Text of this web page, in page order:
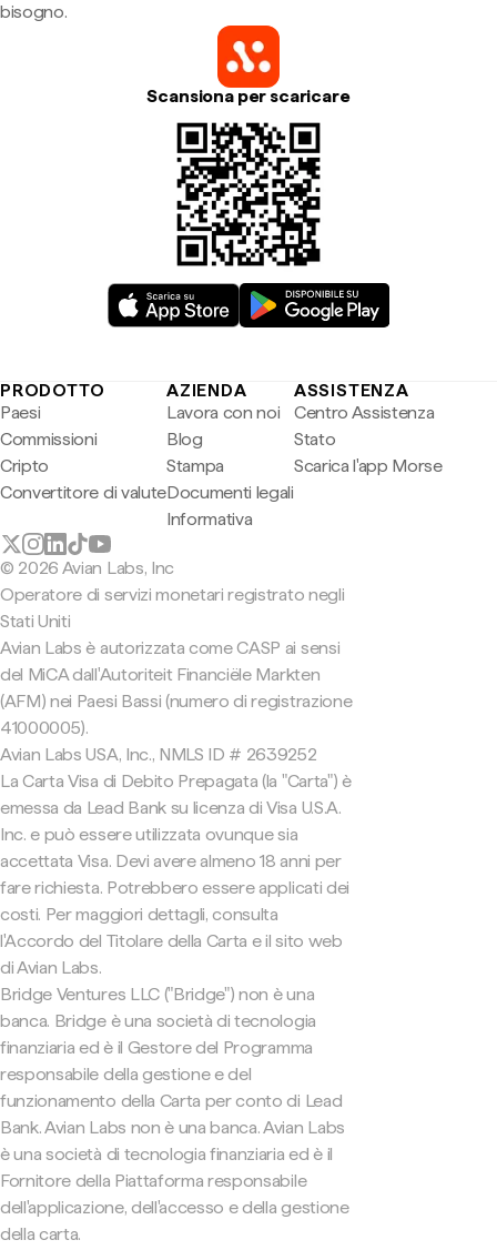
bisogno.
Scansiona per scaricare
PRODOTTO
Paesi
Commissioni
Cripto
Convertitore di valute
AZIENDA
Lavora con noi
Blog
Stampa
Documenti legali
Informativa
ASSISTENZA
Centro Assistenza
Stato
Scarica l'app Morse
© 2026 Avian Labs, Inc
Operatore di servizi monetari registrato negli
Stati Uniti
Avian Labs è autorizzata come CASP ai sensi
del MiCA dall'Autoriteit Financiële Markten
(AFM) nei Paesi Bassi (numero di registrazione
41000005).
Avian Labs USA, Inc., NMLS ID # 2639252
La Carta Visa di Debito Prepagata (la "Carta") è
emessa da Lead Bank su licenza di Visa U.S.A.
Inc. e può essere utilizzata ovunque sia
accettata Visa. Devi avere almeno 18 anni per
fare richiesta. Potrebbero essere applicati dei
costi. Per maggiori dettagli, consulta
l'Accordo del Titolare della Carta e il sito web
di Avian Labs.
Bridge Ventures LLC ("Bridge") non è una
banca. Bridge è una società di tecnologia
finanziaria ed è il Gestore del Programma
responsabile della gestione e del
funzionamento della Carta per conto di Lead
Bank. Avian Labs non è una banca. Avian Labs
è una società di tecnologia finanziaria ed è il
Fornitore della Piattaforma responsabile
dell'applicazione, dell'accesso e della gestione
della carta.